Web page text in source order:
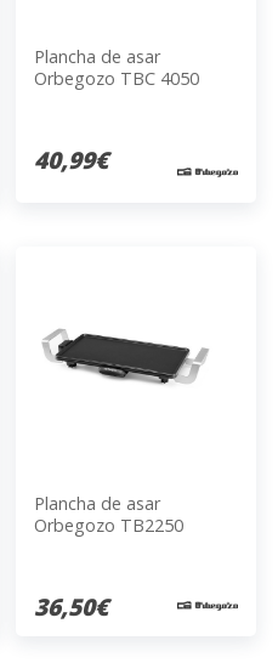
Plancha de asar
Orbegozo TBC 4050
40,99€
Plancha de asar
Orbegozo TB2250
36,50€